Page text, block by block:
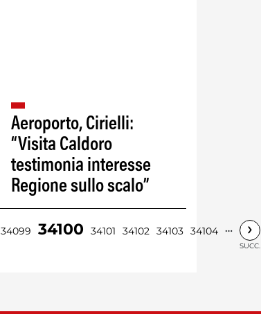
Aeroporto, Cirielli:
“Visita Caldoro
testimonia interesse
Regione sullo scalo”
34099 34100 34101 34102 34103 34104 … ›
SUCC.